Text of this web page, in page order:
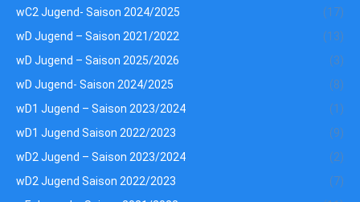
wC2 Jugend- Saison 2024/2025
(17)
wD Jugend – Saison 2021/2022
(13)
wD Jugend – Saison 2025/2026
(3)
wD Jugend- Saison 2024/2025
(8)
wD1 Jugend – Saison 2023/2024
(1)
wD1 Jugend Saison 2022/2023
(9)
wD2 Jugend – Saison 2023/2024
(2)
wD2 Jugend Saison 2022/2023
(7)